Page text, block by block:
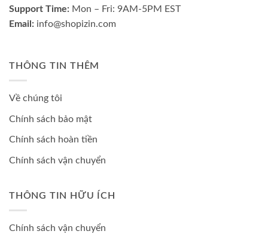
Support Time: Mon – Fri: 9AM-5PM EST
Email: info@shopizin.com
THÔNG TIN THÊM
Về chúng tôi
Chính sách bảo mật
Chính sách hoàn tiền
Chính sách vận chuyển
THÔNG TIN HỮU ÍCH
Chính sách vận chuyển